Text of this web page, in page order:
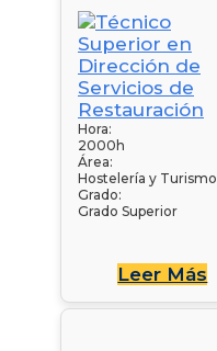
Hora:
2000h
Área:
Hostelería y Turismo
Grado:
Grado Superior
Leer Más